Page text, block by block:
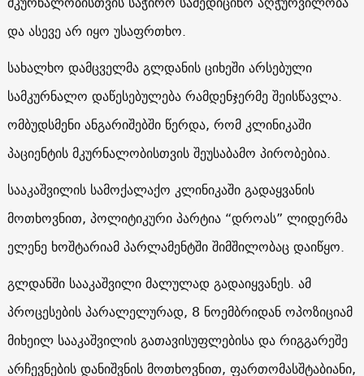
და ასევე არ იყო უსაფრთხო.
სახალხო დამცველმა გლდანის ციხეში არსებული
სამკურნალო დაწესებულება რამდენჯერმე შეისწავლა.
ომბუდსმენი ანგარიშებში წერდა, რომ კლინიკაში
პაციენტის მკურნალობისთვის შეუსაბამო პირობებია.
სააკაშვილის სამოქალაქო კლინიკაში გადაყვანის
მოთხოვნით, პოლიტიკური პარტია “დროას” ლიდერმა
ელენე ხოშტარიამ პარლამენტში შიმშილობაც დაიწყო.
გლდანში სააკაშვილი მალულად გადაიყვანეს. ამ
პროცესების პარალელურად, 8 ნოემბრიდან ოპოზიციამ
მიხეილ სააკაშვილის გათავისუფლებისა და რიგგარეშე
არჩევნების დანიშვნის მოთხოვნით, ფართომასშტაბიანი,